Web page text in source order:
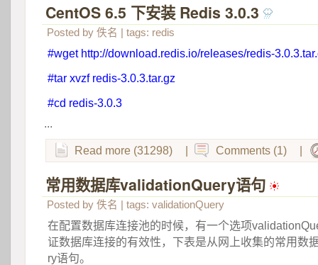
CentOS 6.5 下安装 Redis 3.0.3
Posted by 佚名 | tags: redis
#wget http://download.redis.io/releases/redis-
#tar xvzf redis-3.0.3.tar.gz
#cd redis-3.0.3
...
Read more (31298) Comments (1)
常用数据库validationQuery语句
Posted by 佚名 | tags: validationQuery
在配置数据库连接池的时候，有一个选项
证数据库连接的有效性，下表是从网上收集的常用数
ry语句。